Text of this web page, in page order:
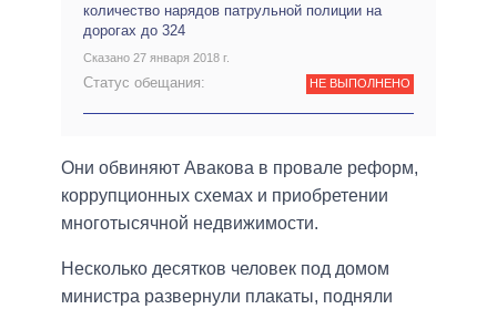
количество нарядов патрульной полиции на
дорогах до 324
Сказано 27 января 2018 г.
Статус обещания: НЕ ВЫПОЛНЕНО
Они обвиняют Авакова в провале реформ,
коррупционных схемах и приобретении
многотысячной недвижимости.
Несколько десятков человек под домом
министра развернули плакаты, подняли